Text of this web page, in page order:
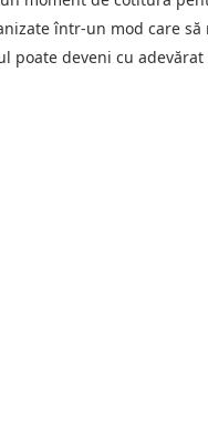
într-un mod care
poate deveni cu